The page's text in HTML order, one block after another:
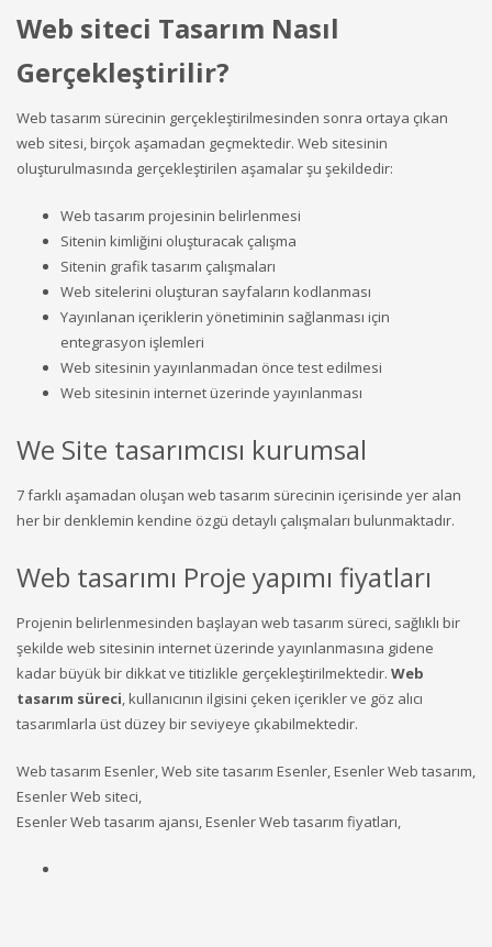
Web siteci Tasarım Nasıl
Gerçekleştirilir?
Web tasarım sürecinin gerçekleştirilmesinden sonra ortaya çıkan
web sitesi, birçok aşamadan geçmektedir. Web sitesinin
oluşturulmasında gerçekleştirilen aşamalar şu şekildedir:
Web tasarım projesinin belirlenmesi
Sitenin kimliğini oluşturacak çalışma
Sitenin grafik tasarım çalışmaları
Web sitelerini oluşturan sayfaların kodlanması
Yayınlanan içeriklerin yönetiminin sağlanması için
entegrasyon işlemleri
Web sitesinin yayınlanmadan önce test edilmesi
Web sitesinin internet üzerinde yayınlanması
We Site tasarımcısı kurumsal
7 farklı aşamadan oluşan web tasarım sürecinin içerisinde yer alan
her bir denklemin kendine özgü detaylı çalışmaları bulunmaktadır.
Web tasarımı Proje yapımı fiyatları
Projenin belirlenmesinden başlayan web tasarım süreci, sağlıklı bir
şekilde web sitesinin internet üzerinde yayınlanmasına gidene
kadar büyük bir dikkat ve titizlikle gerçekleştirilmektedir. Web
tasarım süreci, kullanıcının ilgisini çeken içerikler ve göz alıcı
tasarımlarla üst düzey bir seviyeye çıkabilmektedir.
Web tasarım Esenler, Web site tasarım Esenler, Esenler Web tasarım,
Esenler Web siteci,
Esenler Web tasarım ajansı, Esenler Web tasarım fiyatları,